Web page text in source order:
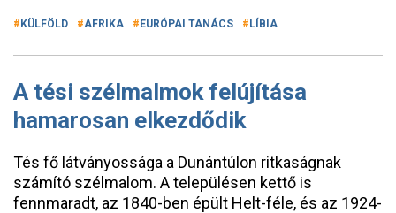
KÜLFÖLD AFRIKA EURÓPAI TANÁCS LÍBIA
A tési szélmalmok felújítása
hamarosan elkezdődik
Tés fő látványossága a Dunántúlon ritkaságnak
számító szélmalom. A településen kettő is
fennmaradt, az 1840-ben épült Helt-féle, és az 1924-